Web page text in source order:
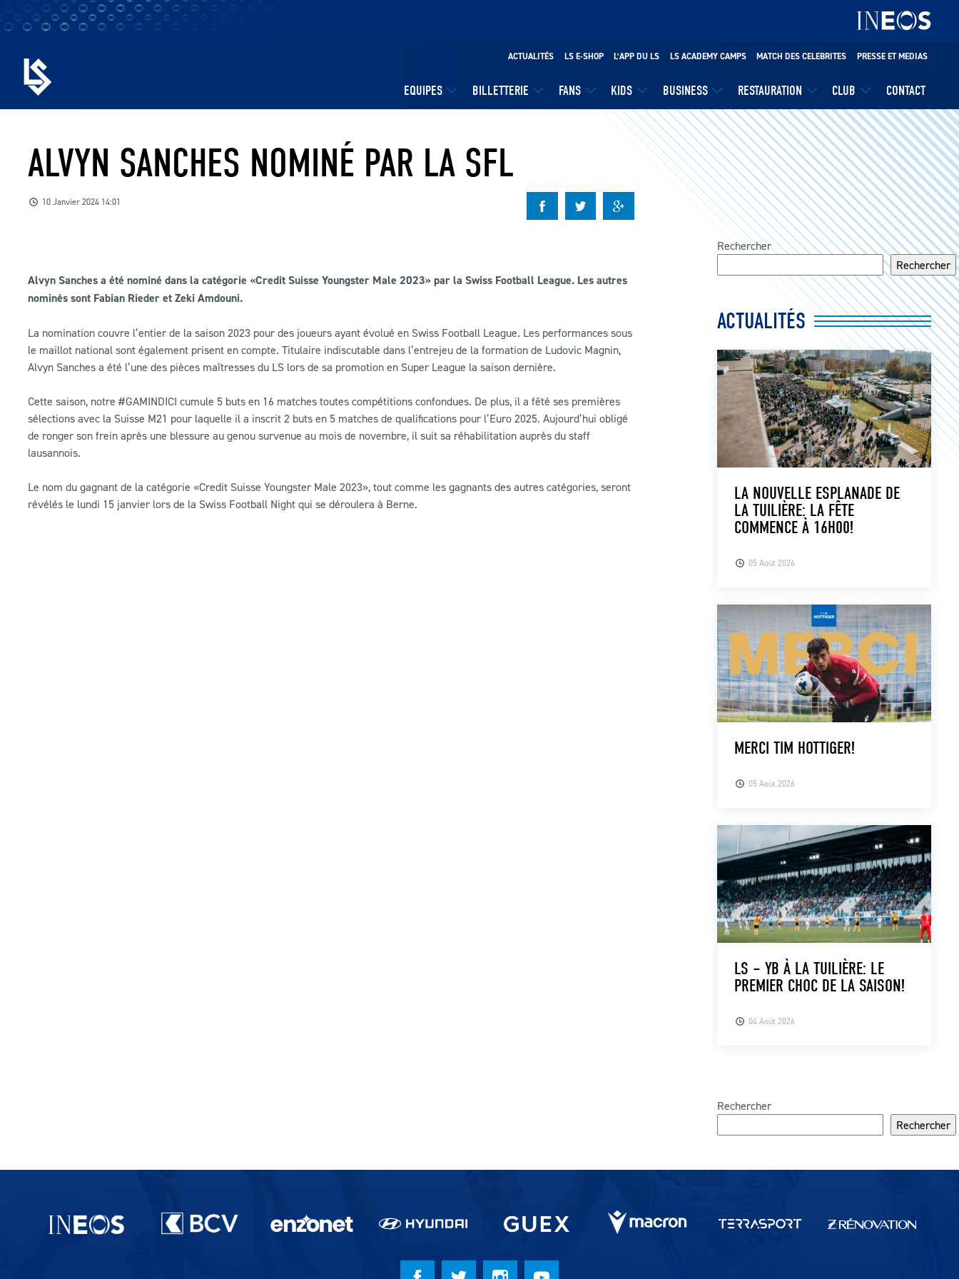
EQUIPES BILLETTERIE FANS KIDS BUSINESS RESTAURATION CLUB CONTACT
ACTUALITÉS LS E-SHOP L’APP DU LS LS ACADEMY CAMPS MATCH DES CELEBRITES PRESSE ET MEDIAS
ALVYN SANCHES NOMINÉ PAR LA SFL
10 Janvier 2024 14:01
Alvyn Sanches a été nominé dans la catégorie «Credit Suisse Youngster Male 2023» par la Swiss Football League. Les autres
nominés sont Fabian Rieder et Zeki Amdouni.
La nomination couvre l’entier de la saison 2023 pour des joueurs ayant évolué en Swiss Football League. Les performances sous
le maillot national sont également prisent en compte. Titulaire indiscutable dans l’entrejeu de la formation de Ludovic Magnin,
Alvyn Sanches a été l’une des pièces maîtresses du LS lors de sa promotion en Super League la saison dernière.
Cette saison, notre #GAMINDICI cumule 5 buts en 16 matches toutes compétitions confondues. De plus, il a fêté ses premières
sélections avec la Suisse M21 pour laquelle il a inscrit 2 buts en 5 matches de qualifications pour l’Euro 2025. Aujourd’hui obligé
de ronger son frein après une blessure au genou survenue au mois de novembre, il suit sa réhabilitation auprès du staff
lausannois.
Le nom du gagnant de la catégorie «Credit Suisse Youngster Male 2023», tout comme les gagnants des autres catégories, seront
révélés le lundi 15 janvier lors de la Swiss Football Night qui se déroulera à Berne.
Rechercher
Rechercher
ACTUALITÉS
05 Août 2026
LA NOUVELLE ESPLANADE DE
LA TUILIÈRE: LA FÊTE
COMMENCE À 16H00!
05 Août 2026
MERCI TIM HOTTIGER!
04 Août 2026
LS – YB À LA TUILIÈRE: LE
PREMIER CHOC DE LA SAISON!
Rechercher
Rechercher
Partenaires du lausanne-Sport